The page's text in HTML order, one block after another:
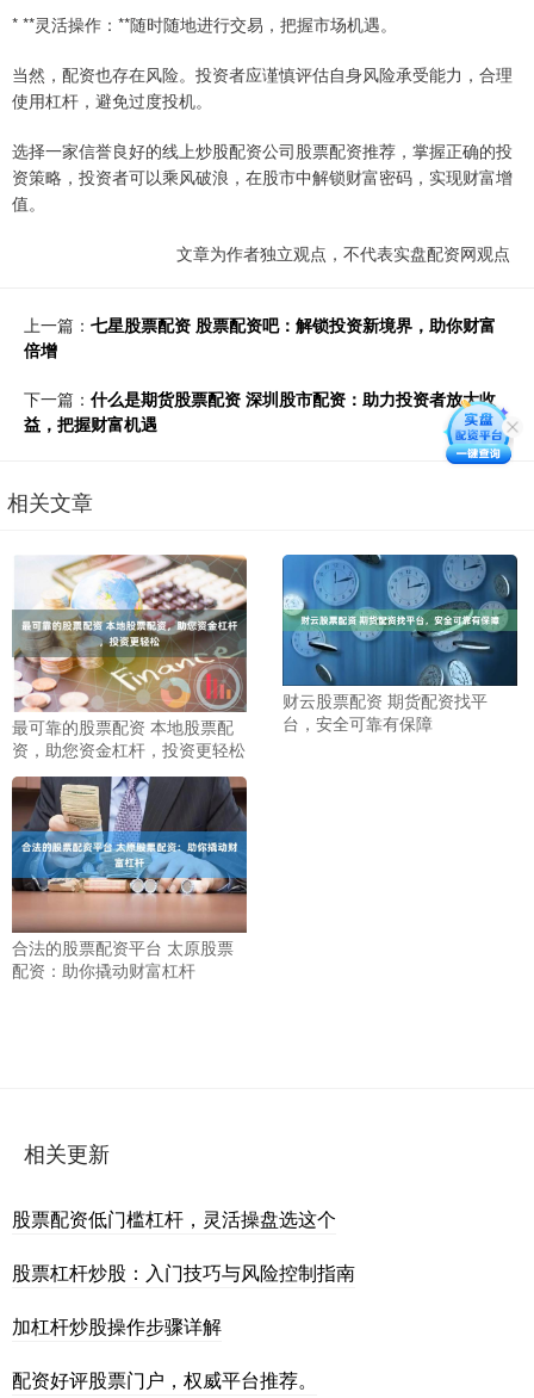
* **灵活操作：**随时随地进行交易，把握市场机遇。
当然，配资也存在风险。投资者应谨慎评估自身风险承受能力，合理
使用杠杆，避免过度投机。
选择一家信誉良好的线上炒股配资公司股票配资推荐，掌握正确的投
资策略，投资者可以乘风破浪，在股市中解锁财富密码，实现财富增
值。
文章为作者独立观点，不代表实盘配资网观点
上一篇： 七星股票配资 股票配资吧：解锁投资新境界，助你财富
倍增
下一篇： 什么是期货股票配资 深圳股市配资：助力投资者放大收
益，把握财富机遇
相关文章
最可靠的股票配资 本地股票配
资，助您资金杠杆，投资更轻松
财云股票配资 期货配资找平
台，安全可靠有保障
合法的股票配资平台 太原股票
配资：助你撬动财富杠杆
相关更新
股票配资低门槛杠杆，灵活操盘选这个
股票杠杆炒股：入门技巧与风险控制指南
加杠杆炒股操作步骤详解
配资好评股票门户，权威平台推荐。